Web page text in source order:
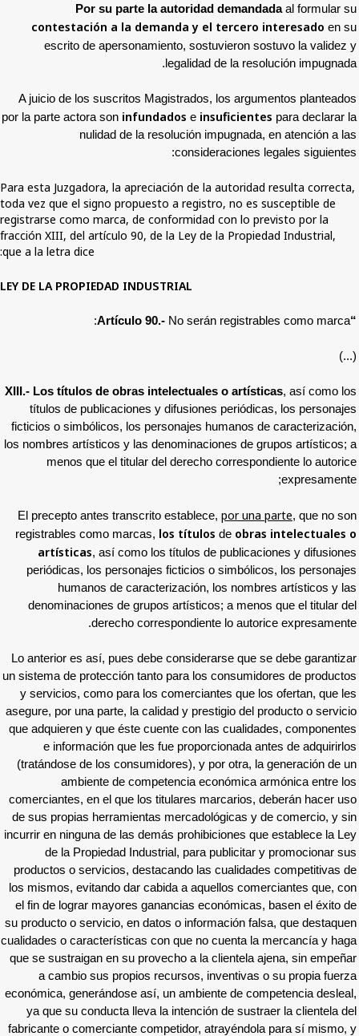
Por su parte la autoridad
contestación a la demanda y el
escrito de apersonamiento,
legalidad de
A juicio de los suscritos Magistrados, los
por la parte actora soninfundadose
nulidad de la resolución
Para esta Juzgadora, la apreciación de la
toda vez que el signo propuesto a registro,
registrarse como marca, de conformidad
fracción XIII, del artículo 90, de la Ley de la
LEY DE LA PROPIEDAD INDUSTRIAL
No serán
XIII.-Los títulos de obras intelectuales o
títulos de publicaciones y difusiones
ficticios o simbólicos, los personajes
los nombres artísticos y las
menos que el titular del derecho
El precepto antes transcrito establece,por
registrables como marcas,los títulosde
artísticas, así como los títulos de
periódicas, los personajes ficticios o
humanos de caracterización, los
denominaciones de grupos artísticos; a
derecho correspondiente lo
Lo anterior es así, pues debe considerarse
un sistema de protección tanto para los
y servicios, como para los comerciantes
asegure, por una parte, la calidad y prestigio
que adquieren y que éste cuente con las
e información que les fue
(tratándose de los consumidores), y por
ambiente de competencia
comerciantes, en el que los titulares
de sus propias herramientas
incurrir en ninguna de las demás
de la Propiedad Industrial, para
productos o servicios, destacando las
los mismos, evitando dar cabida a aquellos
el fin de lograr mayores ganancias
su producto o servicio, en datos o
cualidades o características con que no
que se sustraigan en su provecho a la
a cambio sus propios recursos,
económica, generándose así, un ambiente
ya que su conducta lleva la intención de
fabricante o comerciante competidor,